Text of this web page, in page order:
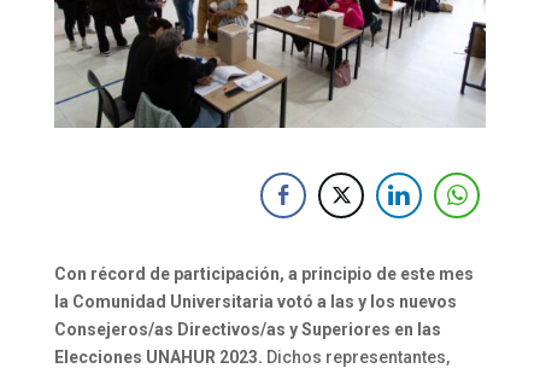
Con récord de participación, a principio de este mes
la Comunidad Universitaria votó a las y los nuevos
Consejeros/as Directivos/as y Superiores en las
Elecciones UNAHUR 2023. Dichos representantes,